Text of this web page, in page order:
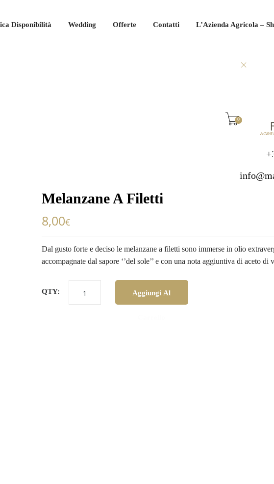
Disponibilità Wedding Offerte Contatti L’Azienda Agricola –
0
Melanzane A Filetti
8,00€
Dal gusto forte e deciso le melanzane a filetti sono immerse in olio
accompagnate dal sapore ‘’del sole’’ e con una nota aggiuntiva di aceto di
QTY: Aggiungi Al